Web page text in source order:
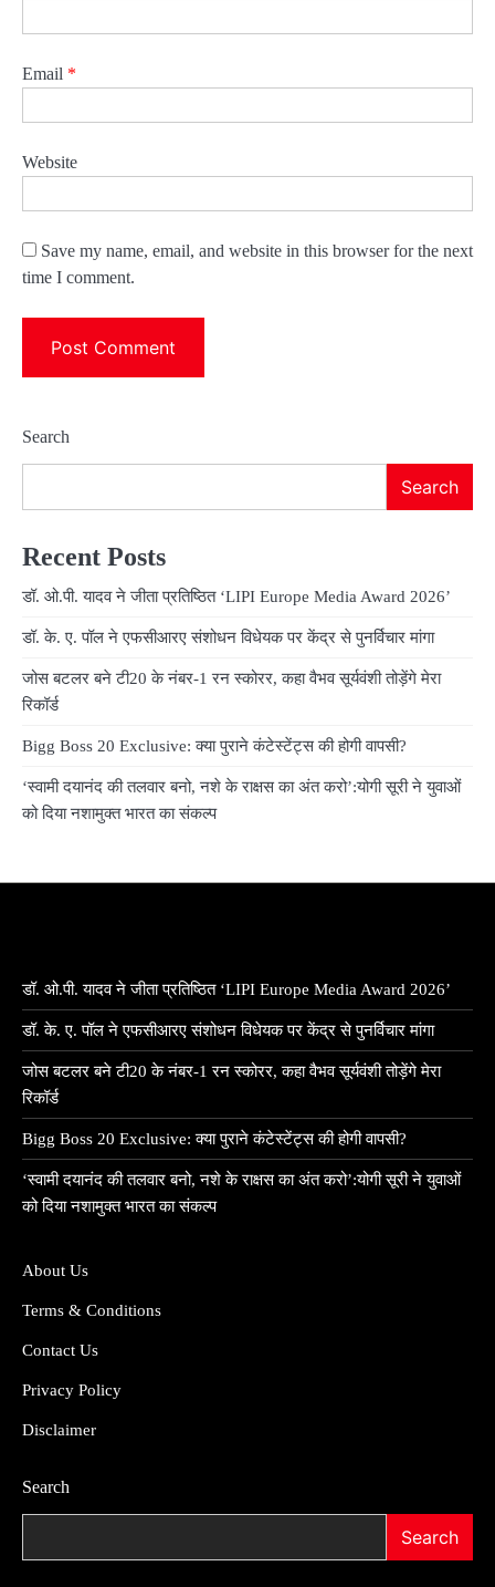
Email *
Website
Save my name, email, and website in this browser for the next
time I comment.
Search
Search
Recent Posts
डॉ. ओ.पी. यादव ने जीता प्रतिष्ठित ‘LIPI Europe Media Award 2026’
डॉ. के. ए. पॉल ने एफसीआरए संशोधन विधेयक पर केंद्र से पुनर्विचार मांगा
जोस बटलर बने टी20 के नंबर-1 रन स्कोरर, कहा वैभव सूर्यवंशी तोड़ेंगे मेरा
रिकॉर्ड
Bigg Boss 20 Exclusive: क्या पुराने कंटेस्टेंट्स की होगी वापसी?
‘स्वामी दयानंद की तलवार बनो, नशे के राक्षस का अंत करो’:योगी सूरी ने युवाओं
को दिया नशामुक्त भारत का संकल्प
डॉ. ओ.पी. यादव ने जीता प्रतिष्ठित ‘LIPI Europe Media Award 2026’
डॉ. के. ए. पॉल ने एफसीआरए संशोधन विधेयक पर केंद्र से पुनर्विचार मांगा
जोस बटलर बने टी20 के नंबर-1 रन स्कोरर, कहा वैभव सूर्यवंशी तोड़ेंगे मेरा
रिकॉर्ड
Bigg Boss 20 Exclusive: क्या पुराने कंटेस्टेंट्स की होगी वापसी?
‘स्वामी दयानंद की तलवार बनो, नशे के राक्षस का अंत करो’:योगी सूरी ने युवाओं
को दिया नशामुक्त भारत का संकल्प
About Us
Terms & Conditions
Contact Us
Privacy Policy
Disclaimer
Search
Search